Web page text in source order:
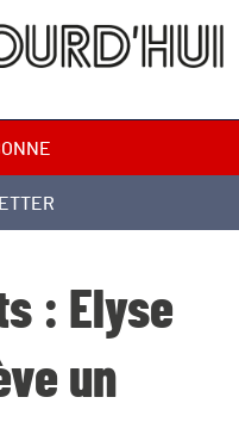
: Elyse
un